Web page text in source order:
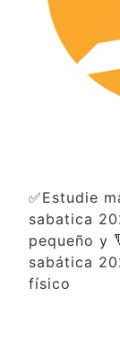
✅Estudie
sabatica
pequeño y
sabática
físico